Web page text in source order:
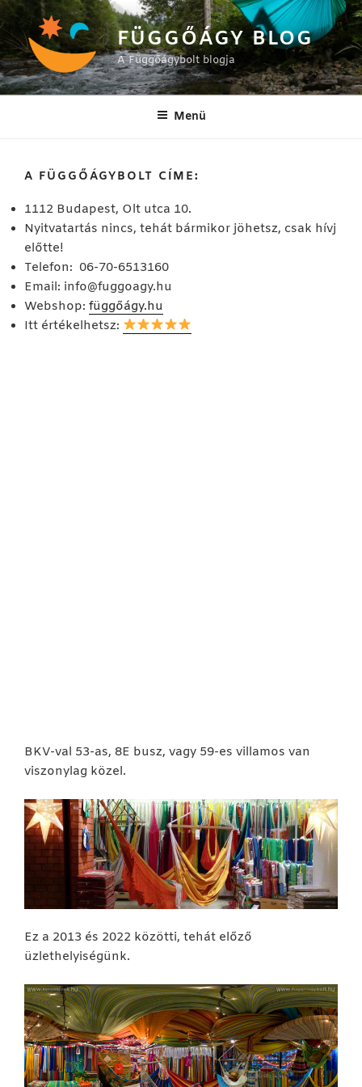
Tartalomhoz
FÜGGŐÁGY BLOG
A Függőágybolt blogja
Menü
A FÜGGŐÁGYBOLT CÍME:
1112 Budapest, Olt utca 10.
Nyitvatartás nincs, tehát bármikor jöhetsz, csak hívj
előtte!
Telefon: 06-70-6513160
Email: info@fuggoagy.hu
Webshop: függőágy.hu
Itt értékelhetsz:
BKV-val 53-as, 8E busz, vagy 59-es villamos van
viszonylag közel.
Ez a 2013 és 2022 közötti, tehát előző
üzlethelyiségünk.